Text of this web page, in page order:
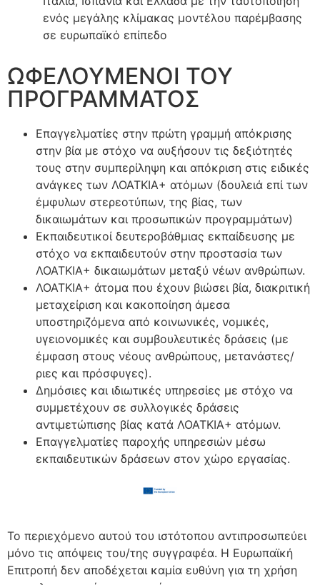
ενός μεγάλης κλίμακας μοντέλου παρέμβασης
σε ευρωπαϊκό επίπεδο
ΩΦΕΛΟΥΜΕΝΟΙ ΤΟΥ
ΠΡΟΓΡΑΜΜΑΤΟΣ
Επαγγελματίες στην πρώτη γραμμή απόκρισης
στην βία με στόχο να αυξήσουν τις δεξιότητές
τους στην συμπερίληψη και απόκριση στις ειδικές
ανάγκες των ΛΟΑΤΚΙΑ+ ατόμων (δουλειά επί των
έμφυλων στερεοτύπων, της βίας, των
δικαιωμάτων και προσωπικών προγραμμάτων)
Εκπαιδευτικοί δευτεροβάθμιας εκπαίδευσης με
στόχο να εκπαιδευτούν στην προστασία των
ΛΟΑΤΚΙΑ+ δικαιωμάτων μεταξύ νέων ανθρώπων.
ΛΟΑΤΚΙΑ+ άτομα που έχουν βιώσει βία, διακριτική
μεταχείριση και κακοποίηση άμεσα
υποστηριζόμενα από κοινωνικές, νομικές,
υγειονομικές και συμβουλευτικές δράσεις (με
έμφαση στους νέους ανθρώπους, μετανάστες/
ριες και πρόσφυγες).
Δημόσιες και ιδιωτικές υπηρεσίες με στόχο να
συμμετέχουν σε συλλογικές δράσεις
αντιμετώπισης βίας κατά ΛΟΑΤΚΙΑ+ ατόμων.
Επαγγελματίες παροχής υπηρεσιών μέσω
εκπαιδευτικών δράσεων στον χώρο εργασίας.
Το περιεχόμενο αυτού του ιστότοπου αντιπροσωπεύει
μόνο τις απόψεις του/της συγγραφέα. Η Ευρωπαϊκή
Επιτροπή δεν αποδέχεται καμία ευθύνη για τη χρήση